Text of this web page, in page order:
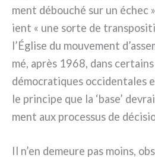
ment débou­ché sur un échec
ient « une sor­te de
l’Église du mou­ve­ment
mé, après 1968, dans
démo­cra­ti­ques occi­den­ta­les
le prin­ci­pe que la ‘base’
ment aux pro­ces­sus de
Il n’en demeu­re pas moins,